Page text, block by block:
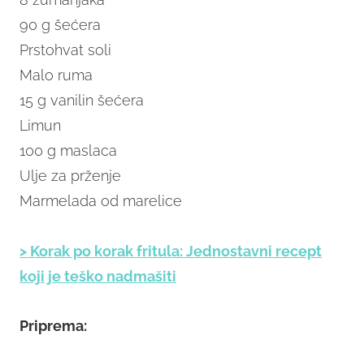
90 g šećera
Prstohvat soli
Malo ruma
15 g vanilin šećera
Limun
100 g maslaca
Ulje za prženje
Marmelada od marelice
> Korak po korak fritula: Jednostavni recept
koji je teško nadmašiti
Priprema: